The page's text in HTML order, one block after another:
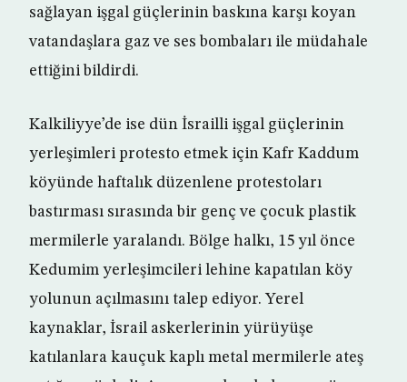
sağlayan işgal güçlerinin baskına karşı koyan
vatandaşlara gaz ve ses bombaları ile müdahale
ettiğini bildirdi.
Kalkiliyye’de ise dün İsrailli işgal güçlerinin
yerleşimleri protesto etmek için Kafr Kaddum
köyünde haftalık düzenlene protestoları
bastırması sırasında bir genç ve çocuk plastik
mermilerle yaralandı. Bölge halkı, 15 yıl önce
Kedumim yerleşimcileri lehine kapatılan köy
yolunun açılmasını talep ediyor. Yerel
kaynaklar, İsrail askerlerinin yürüyüşe
katılanlara kauçuk kaplı metal mermilerle ateş